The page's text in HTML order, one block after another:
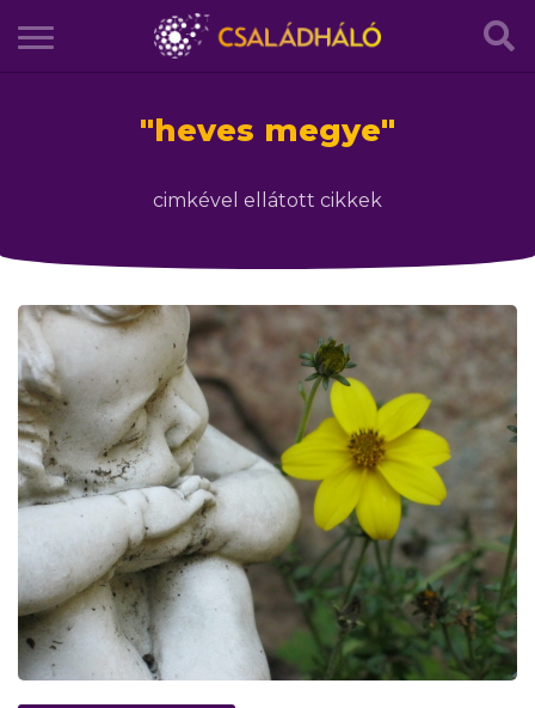
"heves megye"
cimkével ellátott cikkek